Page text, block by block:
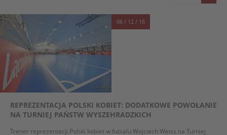
06 / 12 / 16
REPREZENTACJA POLSKI KOBIET: DODATKOWE POWOŁANIE
NA TURNIEJ PAŃSTW WYSZEHRADZKICH
Trener reprezentacji Polski kobiet w futsalu Wojciech Weiss na Turniej